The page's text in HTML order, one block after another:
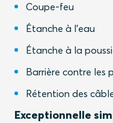
Coupe-feu
Étanche à l'eau
Étanche à la
Barrière contre les
Rétention des
Exceptionnelle